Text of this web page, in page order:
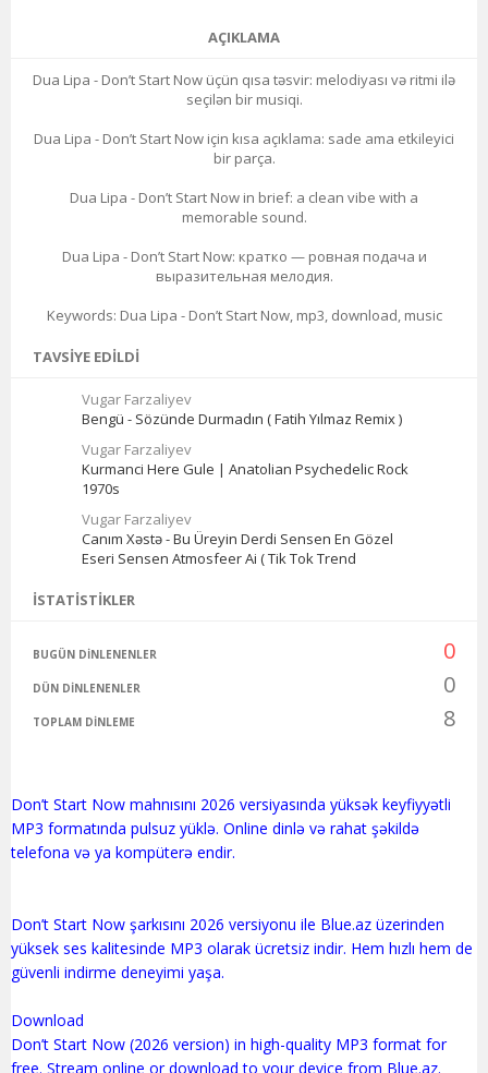
AÇIKLAMA
Dua Lipa - Don’t Start Now üçün qısa təsvir: melodiyası və ritmi ilə
seçilən bir musiqi.
Dua Lipa - Don’t Start Now için kısa açıklama: sade ama etkileyici
bir parça.
Dua Lipa - Don’t Start Now in brief: a clean vibe with a
memorable sound.
Dua Lipa - Don’t Start Now: кратко — ровная подача и
выразительная мелодия.
Keywords: Dua Lipa - Don’t Start Now, mp3, download, music
TAVSIYE EDILDI
Vugar Farzaliyev
Bengü - Sözünde Durmadın ( Fatih Yılmaz Remix )
Vugar Farzaliyev
Kurmanci Here Gule | Anatolian Psychedelic Rock
1970s
Vugar Farzaliyev
Canım Xəstə - Bu Üreyin Derdi Sensen En Gözel
Eseri Sensen Atmosfeer Ai ( Tik Tok Trend
İSTATISTIKLER
BUGÜN DINLENENLER 0
DÜN DINLENENLER 0
TOPLAM DINLEME 8
Don’t Start Now mahnısını 2026 versiyasında yüksək keyfiyyətli
MP3 formatında pulsuz yüklə. Online dinlə və rahat şəkildə
telefona və ya kompüterə endir.
Don’t Start Now şarkısını 2026 versiyonu ile Blue.az üzerinden
yüksek ses kalitesinde MP3 olarak ücretsiz indir. Hem hızlı hem de
güvenli indirme deneyimi yaşa.
Download
Don’t Start Now (2026 version) in high-quality MP3 format for
free. Stream online or download to your device from Blue.az.